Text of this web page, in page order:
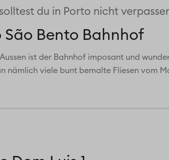
du in Porto nicht
São Bento Bahnhof
ist der Bahnhof imposant und
nämlich viele bunt bemalte Fliesen vom